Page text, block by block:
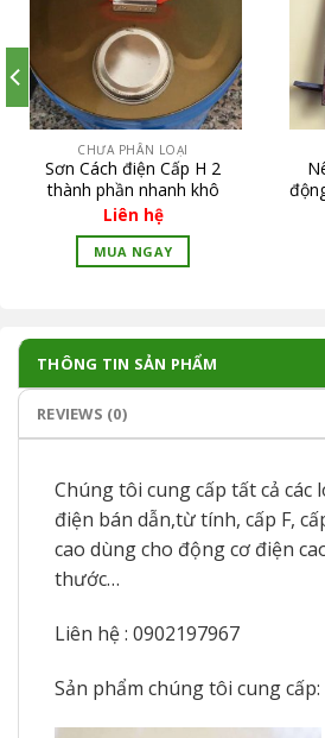
CHƯA PHÂN LOẠI
Sơn Cách điện Cấp H 2
thành phần nhanh khô
Liên hệ
MUA NGAY
THÔNG TIN SẢN PHẨM
REVIEWS (0)
Chúng tôi cung cấp tất cả các
điện bán dẫn,từ tính, cấp F,
cao dùng cho động cơ điện
thước…
Liên hệ : 0902197967
Sản phẩm chúng tôi cung cấp: